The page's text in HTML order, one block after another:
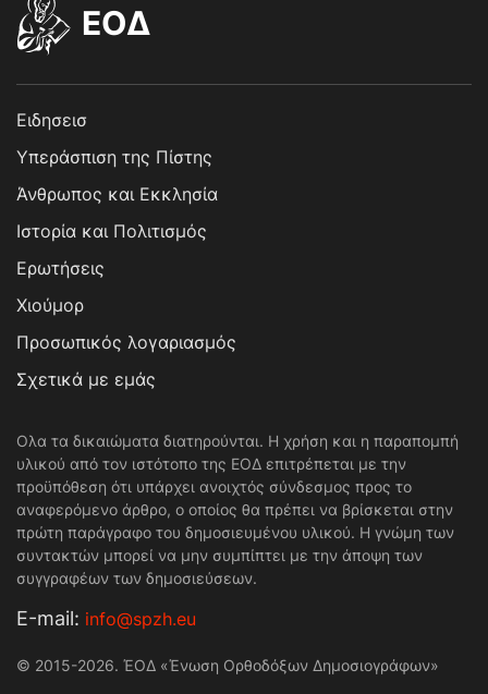
EOΔ
Ειδησεισ
Υπεράσπιση της Πίστης
Άνθρωπος και Εκκλησία
Ιστορία και Πολιτισμός
Ερωτήσεις
Χιούμορ
Προσωπικός λογαριασμός
Σχετικά με εμάς
Ολα τα δικαιώματα διατηρούνται. Η χρήση και η παραπομπή
υλικού από τον ιστότοπο της ΕΟΔ επιτρέπεται με την
προϋπόθεση ότι υπάρχει ανοιχτός σύνδεσμος προς το
αναφερόμενο άρθρο, ο οποίος θα πρέπει να βρίσκεται στην
πρώτη παράγραφο του δημοσιευμένου υλικού. Η γνώμη των
συντακτών μπορεί να μην συμπίπτει με την άποψη των
συγγραφέων των δημοσιεύσεων.
Е-mail: info@spzh.eu
© 2015-2026. ΈΟΔ «Ένωση Ορθοδόξων Δημοσιογράφων»